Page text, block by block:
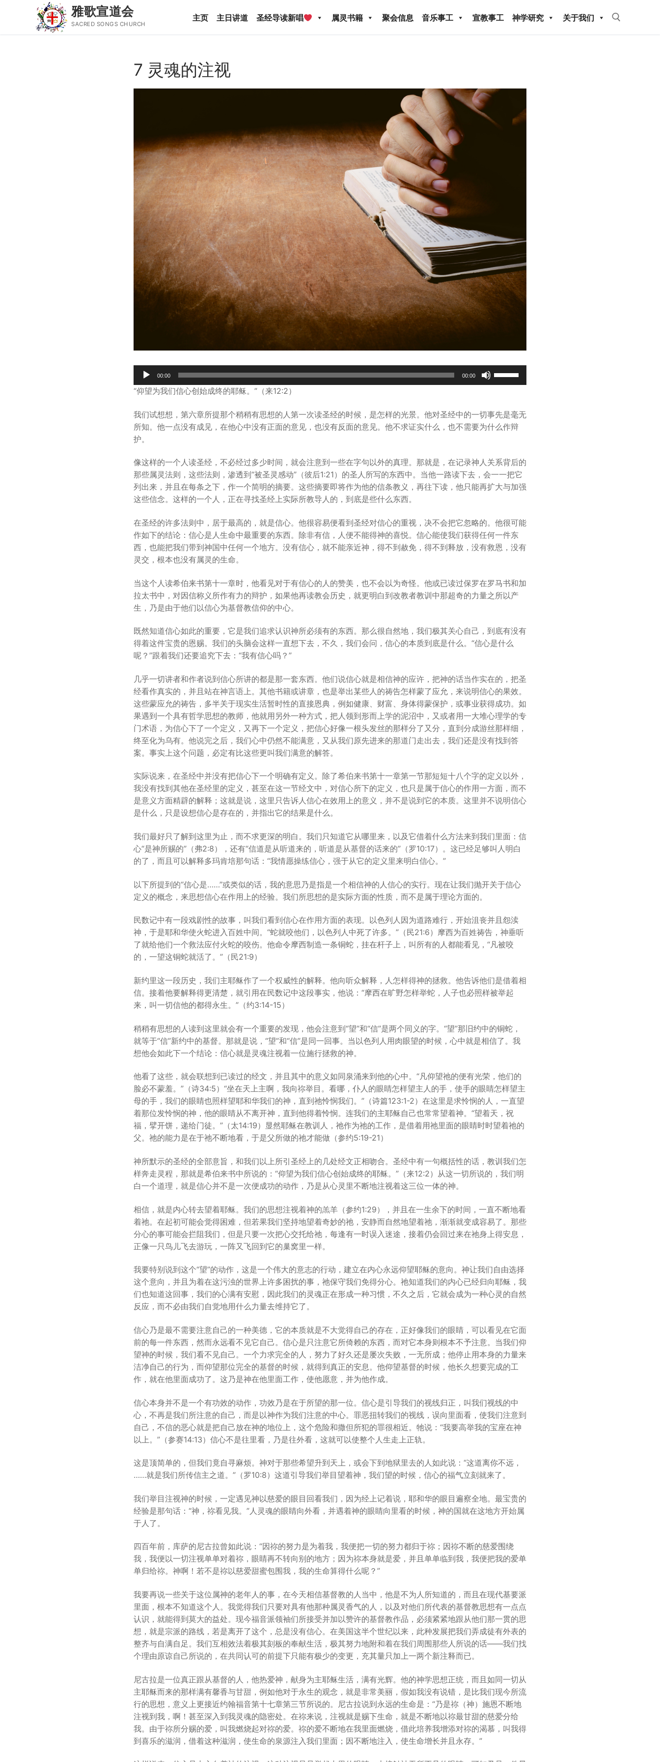
雅歌宣道会
SACRED SONGS CHURCH
主页 主日讲道 圣经导读新唱 属灵书籍 聚会信息 音乐事工 宣教事工 神学研究 关于我们
属灵书籍 聚会信息 音乐事工 宣教事工 神学研究
关于我们
7 灵魂的注视
Audio
Player
00:00 00:00
Up/Down
to
increase
decrease
volume.
“仰望为我们信心创始成终的耶稣。”（来12:2）
我们试想想，第六章所提那个稍稍有思想的人第一次读圣经的时候，是怎样的光景。他对圣经中的一切事先是毫无
所知。他一点没有成见，在他心中没有正面的意见，也没有反面的意见。他不求证实什么，也不需要为什么作辩
护。
像这样的一个人读圣经，不必经过多少时间，就会注意到一些在字句以外的真理。那就是，在记录神人关系背后的
那些属灵法则，这些法则，渗透到“被圣灵感动”（彼后1:21）的圣人所写的东西中。当他一路读下去，会一一把它
列出来，并且在每条之下，作一个简明的摘要。这些摘要即将作为他的信条教义，再往下读，他只能再扩大与加强
这些信念。这样的一个人，正在寻找圣经上实际所教导人的，到底是些什么东西。
在圣经的许多法则中，居于最高的，就是信心。他很容易便看到圣经对信心的重视，决不会把它忽略的。他很可能
作如下的结论：信心是人生命中最重要的东西。除非有信，人便不能得神的喜悦。信心能使我们获得任何一件东
西，也能把我们带到神国中任何一个地方。没有信心，就不能亲近神，得不到赦免，得不到释放，没有救恩，没有
灵交，根本也没有属灵的生命。
当这个人读希伯来书第十一章时，他看见对于有信心的人的赞美，也不会以为奇怪。他或已读过保罗在罗马书和加
拉太书中，对因信称义所作有力的辩护，如果他再读教会历史，就更明白到改教者教训中那超奇的力量之所以产
生，乃是由于他们以信心为基督教信仰的中心。
既然知道信心如此的重要，它是我们追求认识神所必须有的东西。那么很自然地，我们极其关心自己，到底有没有
得着这件宝贵的恩赐。我们的头脑会这样一直想下去，不久，我们会问，信心的本质到底是什么。“信心是什么
呢？”跟着我们还要追究下去：“我有信心吗？”
几乎一切讲者和作者说到信心所讲的都是那一套东西。他们说信心就是相信神的应许，把神的话当作实在的，把圣
经看作真实的，并且站在神言语上。其他书籍或讲章，也是举出某些人的祷告怎样蒙了应允，来说明信心的果效。
这些蒙应允的祷告，多半关于现实生活暂时性的直接恩典，例如健康、财富、身体得蒙保护，或事业获得成功。如
果遇到一个具有哲学思想的教师，他就用另外一种方式，把人领到形而上学的泥沼中，又或者用一大堆心理学的专
门术语，为信心下了一个定义，又再下一个定义，把信心好像一根头发丝的那样分了又分，直到分成游丝那样细，
终至化为乌有。他说完之后，我们心中仍然不能满意，又从我们原先进来的那道门走出去，我们还是没有找到答
案。事实上这个问题，必定有比这些更叫我们满意的解答。
实际说来，在圣经中并没有把信心下一个明确有定义。除了希伯来书第十一章第一节那短短十八个字的定义以外，
我没有找到其他在圣经里的定义，甚至在这一节经文中，对信心所下的定义，也只是属于信心的作用一方面，而不
是意义方面精辟的解释；这就是说，这里只告诉人信心在效用上的意义，并不是说到它的本质。这里并不说明信心
是什么，只是设想信心是存在的，并指出它的结果是什么。
我们最好只了解到这里为止，而不求更深的明白。我们只知道它从哪里来，以及它借着什么方法来到我们里面：信
心“是神所赐的”（弗2:8），还有“信道是从听道来的，听道是从基督的话来的”（罗10:17）。这已经足够叫人明白
的了，而且可以解释多玛肯培那句话：“我情愿操练信心，强于从它的定义里来明白信心。”
以下所提到的“信心是……”或类似的话，我的意思乃是指是一个相信神的人信心的实行。现在让我们抛开关于信心
定义的概念，来思想信心在作用上的经验。我们所思想的是实际方面的性质，而不是属于理论方面的。
民数记中有一段戏剧性的故事，叫我们看到信心在作用方面的表现。以色列人因为道路难行，开始沮丧并且怨渎
神，于是耶和华使火蛇进入百姓中间。“蛇就咬他们，以色列人中死了许多。”（民21:6）摩西为百姓祷告，神垂听
了就给他们一个救法应付火蛇的咬伤。他命令摩西制造一条铜蛇，挂在杆子上，叫所有的人都能看见，“凡被咬
的，一望这铜蛇就活了。”（民21:9）
新约里这一段历史，我们主耶稣作了一个权威性的解释。他向听众解释，人怎样得神的拯救。他告诉他们是借着相
信。接着他要解释得更清楚，就引用在民数记中这段事实，他说：“摩西在旷野怎样举蛇，人子也必照样被举起
来，叫一切信他的都得永生。”（约3:14-15）
稍稍有思想的人读到这里就会有一个重要的发现，他会注意到“望”和“信”是两个同义的字。“望”那旧约中的铜蛇，
就等于“信”新约中的基督。那就是说，“望”和“信”是同一回事。当以色列人用肉眼望的时候，心中就是相信了。我
想他会如此下一个结论：信心就是灵魂注视着一位施行拯救的神。
他看了这些，就会联想到已读过的经文，并且其中的意义如同泉涌来到他的心中。“凡仰望祂的便有光荣，他们的
脸必不蒙羞。”（诗34:5）“坐在天上主啊，我向祢举目。看哪，仆人的眼睛怎样望主人的手，使手的眼睛怎样望主
母的手，我们的眼睛也照样望耶和华我们的神，直到祂怜悯我们。”（诗篇123:1-2）在这里是求怜悯的人，一直望
着那位发怜悯的神，他的眼睛从不离开神，直到他得着怜悯。连我们的主耶稣自己也常常望着神。“望着天，祝
福，擘开饼，递给门徒。”（太14:19）显然耶稣在教训人，祂作为祂的工作，是借着用祂里面的眼睛时时望着祂的
父。祂的能力是在于祂不断地看，于是父所做的祂才能做（参约5:19-21）
神所默示的圣经的全部意旨，和我们以上所引圣经上的几处经文正相吻合。圣经中有一句概括性的话，教训我们怎
样奔走灵程，那就是希伯来书中所说的：“仰望为我们信心创始成终的耶稣。”（来12:2）从这一切所说的，我们明
白一个道理，就是信心并不是一次便成功的动作，乃是从心灵里不断地注视着这三位一体的神。
相信，就是内心转去望着耶稣。我们的思想注视着神的羔羊（参约1:29），并且在一生余下的时间，一直不断地看
着祂。在起初可能会觉得困难，但若果我们坚持地望着奇妙的祂，安静而自然地望着祂，渐渐就变成容易了。那些
分心的事可能会拦阻我们，但是只要一次把心交托给祂，每逢有一时误入迷途，接着仍会回过来在祂身上得安息，
正像一只鸟儿飞去游玩，一阵又飞回到它的巢窝里一样。
我要特别说到这个“望”的动作，这是一个伟大的意志的行动，建立在内心永远仰望耶稣的意向。神让我们自由选择
这个意向，并且为着在这污浊的世界上许多困扰的事，祂保守我们免得分心。祂知道我们的内心已经归向耶稣，我
们也知道这回事，我们的心满有安慰，因此我们的灵魂正在形成一种习惯，不久之后，它就会成为一种心灵的自然
反应，而不必由我们自觉地用什么力量去维持它了。
信心乃是最不需要注意自己的一种美德，它的本质就是不大觉得自己的存在，正好像我们的眼睛，可以看见在它面
前的每一件东西，然而永远看不见它自己。信心是只注意它所倚赖的东西，而对它本身则根本不予注意。当我们仰
望神的时候，我们看不见自己。一个力求完全的人，努力了好久还是屡次失败，一无所成；他停止用本身的力量来
洁净自己的行为，而仰望那位完全的基督的时候，就得到真正的安息。他仰望基督的时候，他长久想要完成的工
作，就在他里面成功了。这乃是神在他里面工作，使他愿意，并为他作成。
信心本身并不是一个有功效的动作，功效乃是在于所望的那一位。信心是引导我们的视线归正，叫我们视线的中
心，不再是我们所注意的自己，而是以神作为我们注意的中心。罪恶扭转我们的视线，误向里面看，使我们注意到
自己，不信的恶心就是把自己放在神的地位上，这个危险和撒但所犯的罪很相近。牠说：“我要高举我的宝座在神
以上。”（参赛14:13）信心不是往里看，乃是往外看，这就可以使整个人生走上正轨。
这是顶简单的，但我们竟自寻麻烦。神对于那些希望升到天上，或会下到地狱里去的人如此说：“这道离你不远，
……就是我们所传信主之道。”（罗10:8）这道引导我们举目望着神，我们望的时候，信心的福气立刻就来了。
我们举目注视神的时候，一定遇见神以慈爱的眼目回看我们，因为经上记着说，耶和华的眼目遍察全地。最宝贵的
经验是那句话：“神，祢看见我。”人灵魂的眼睛向外看，并遇着神的眼睛向里看的时候，神的国就在这地方开始属
于人了。
四百年前，库萨的尼古拉曾如此说：“因祢的努力是为着我，我便把一切的努力都归于祢；因祢不断的慈爱围绕
我，我便以一切注视单单对着祢，眼睛再不转向别的地方；因为祢本身就是爱，并且单单临到我，我便把我的爱单
单归给祢。神啊！若不是祢以慈爱甜蜜包围我，我的生命算得什么呢？”
我要再说一些关于这位属神的老年人的事，在今天相信基督教的人当中，他是不为人所知道的，而且在现代基要派
里面，根本不知道这个人。我觉得我们只要对具有他那种属灵香气的人，以及对他们所代表的基督教思想有一点点
认识，就能得到莫大的益处。现今福音派领袖们所接受并加以赞许的基督教作品，必须紧紧地跟从他们那一贯的思
想，就是宗派的路线，若是离开了这个，总是没有信心。在美国这半个世纪以来，此种发展把我们弄成徒有外表的
整齐与自满自足。我们互相效法着极其刻板的奉献生活，极其努力地附和着在我们周围那些人所说的话——我们找
个理由原谅自己所说的，在共同认可的前提下只能有极少的变更，充其量只加上一两个新注释而已。
尼古拉是一位真正跟从基督的人，他热爱神，献身为主耶稣生活，满有光辉。他的神学思想正统，而且如同一切从
主耶稣而来的那样满有馨香与甘甜，例如他对于永生的观念，就是非常美丽，假如我没有说错，是比我们现今所流
行的思想，意义上更接近约翰福音第十七章第三节所说的。尼古拉说到永远的生命是：“乃是祢（神）施恩不断地
注视到我，啊！甚至深入到我灵魂的隐密处。在祢来说，注视就是赐下生命，就是不断地以祢最甘甜的慈爱分给
我。由于祢所分赐的爱，叫我燃烧起对祢的爱。祢的爱不断地在我里面燃烧，借此培养我增添对祢的渴慕，叫我得
到喜乐的滋润，借着这种滋润，使生命的泉源注入我们里面；因不断地注入，使生命增长并且永存。”